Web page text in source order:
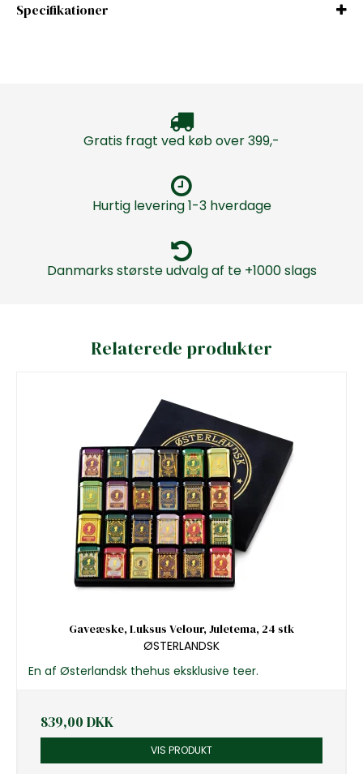
Specifikationer
Gratis fragt ved køb over 399,-
Hurtig levering 1-3 hverdage
Danmarks største udvalg af te +1000 slags
Relaterede produkter
Gaveæske, Luksus Velour, Juletema, 24 stk
ØSTERLANDSK
En af Østerlandsk thehus eksklusive teer.
839,00 DKK
VIS PRODUKT